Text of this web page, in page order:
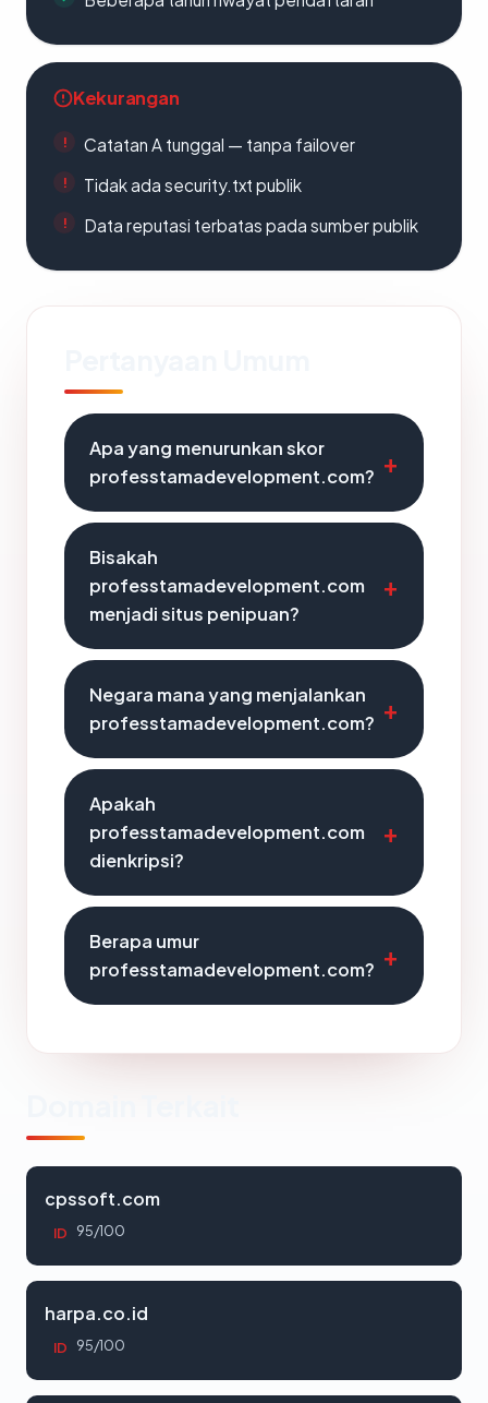
Kekurangan
Catatan A tunggal — tanpa failover
Tidak ada security.txt publik
Data reputasi terbatas pada sumber publik
Apa yang menurunkan skor
professtamadevelopment.com?
Bisakah
professtamadevelopment.com
menjadi situs penipuan?
Negara mana yang menjalankan
professtamadevelopment.com?
Apakah
professtamadevelopment.com
dienkripsi?
Berapa umur
professtamadevelopment.com?
cpssoft.com
ID 95/100
harpa.co.id
ID 95/100